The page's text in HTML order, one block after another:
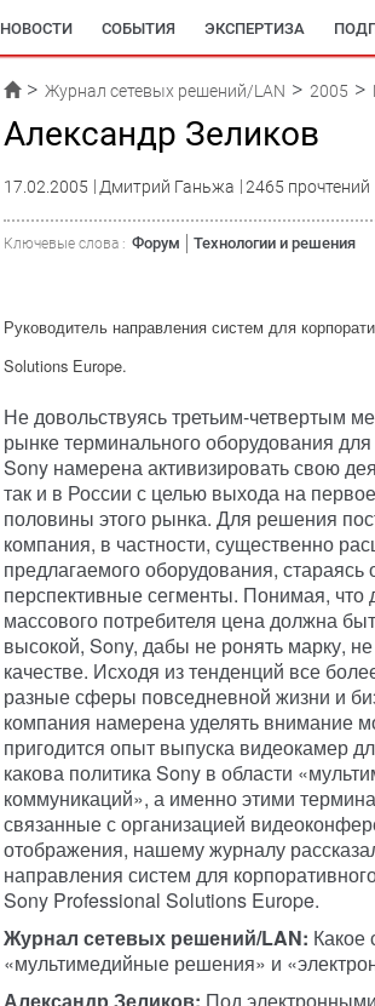
НОВОСТИ СОБЫТИЯ ЭКСПЕРТИЗА
Журнал сетевых решений/LAN 2005
Александр Зеликов
17.02.2005 Дмитрий Ганьжа 2465 прочтений
Ключевые слова : Форум Технологии и решения
Руководитель направления систем для
Solutions Europe.
Не довольствуясь третьим-четвертым
рынке терминального оборудования
Sony намерена активизировать свою
так и в России с целью выхода на
половины этого рынка. Для решения
компания, в частности, существенно
предлагаемого оборудования, стараясь
перспективные сегменты. Понимая, что
массового потребителя цена должна
высокой, Sony, дабы не ронять марку, не
качестве. Исходя из тенденций все
разные сферы повседневной жизни и
компания намерена уделять внимание
пригодится опыт выпуска видеокамер
какова политика Sony в области
коммуникаций», а именно этими
связанные с организацией
отображения, нашему журналу
направления систем для
Sony Professional Solutions Europe.
Журнал сетевых решений/LAN: Какое
«мультимедийные решения» и